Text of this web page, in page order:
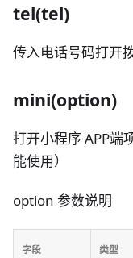
tel(tel)
传入电话号码打开
mini(option)
打开小程序 APP端
能使用）
option 参数说明
字段 类型